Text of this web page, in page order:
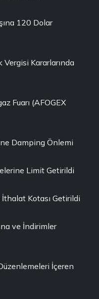
120 Dolar
Kararlarında
Fuarı (AFOGEX
Damping Önlemi
Limit Getirildi
Kotası Getirildi
ve İndirimler
İçeren